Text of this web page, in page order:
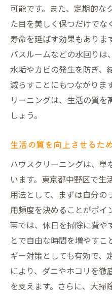
可能です。また、定期的な
た目を美しく保つだけで
寿命を延ばす効果もありま
バスルームなどの水回りは
水垢やカビの発生を防ぎ、
減らすことにもつながりま
リーニングは、生活の質
しょう。
生活の質を向上させるた
ハウスクリーニングは、単
います。東京都中野区で生
用法として、まずは自分の
用頻度を決めることがポイ
帯では、休日を掃除に費や
とで自由な時間を増やすこ
ギー対策としても有効で、
により、ダニやホコリを
を支えます。さらに、大掃